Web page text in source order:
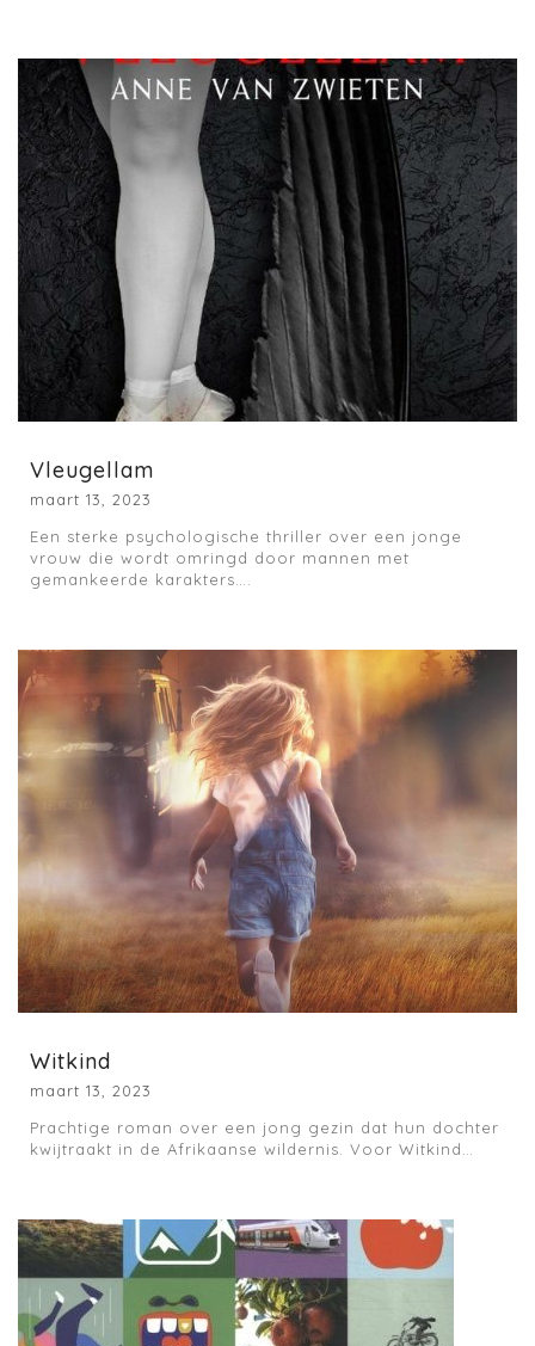
Vleugellam
maart 13, 2023
Een sterke psychologische thriller over een jonge
vrouw die wordt omringd door mannen met
gemankeerde karakters….
Witkind
maart 13, 2023
Prachtige roman over een jong gezin dat hun dochter
kwijtraakt in de Afrikaanse wildernis. Voor Witkind…